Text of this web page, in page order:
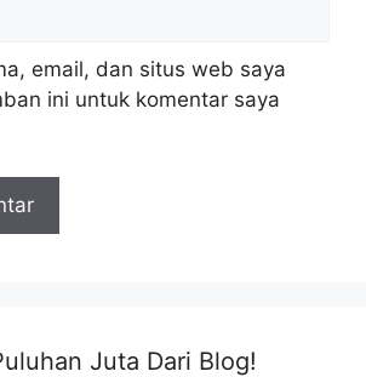
email, dan situs web saya
ini untuk komentar saya
Juta Dari Blog!